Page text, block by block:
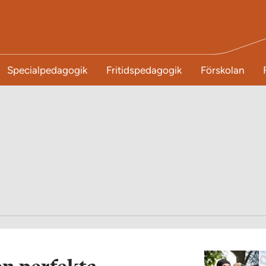
Specialpedagogik Fritidspedagogik Förskolan